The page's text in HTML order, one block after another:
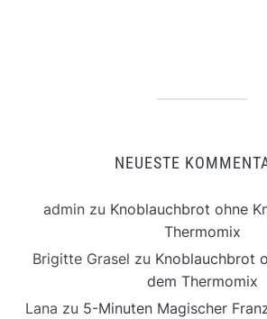
NEUESTE
adminzu Knoblauchbrot ohne
Thermomix
Brigitte Grasel zu Knoblauchbrot
dem Thermomix
Lana zu 5-Minuten Magischer